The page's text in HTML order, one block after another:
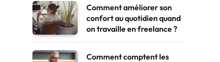
Comment améliorer son
confort au quotidien quand
on travaille en freelance ?
Comment comptent les